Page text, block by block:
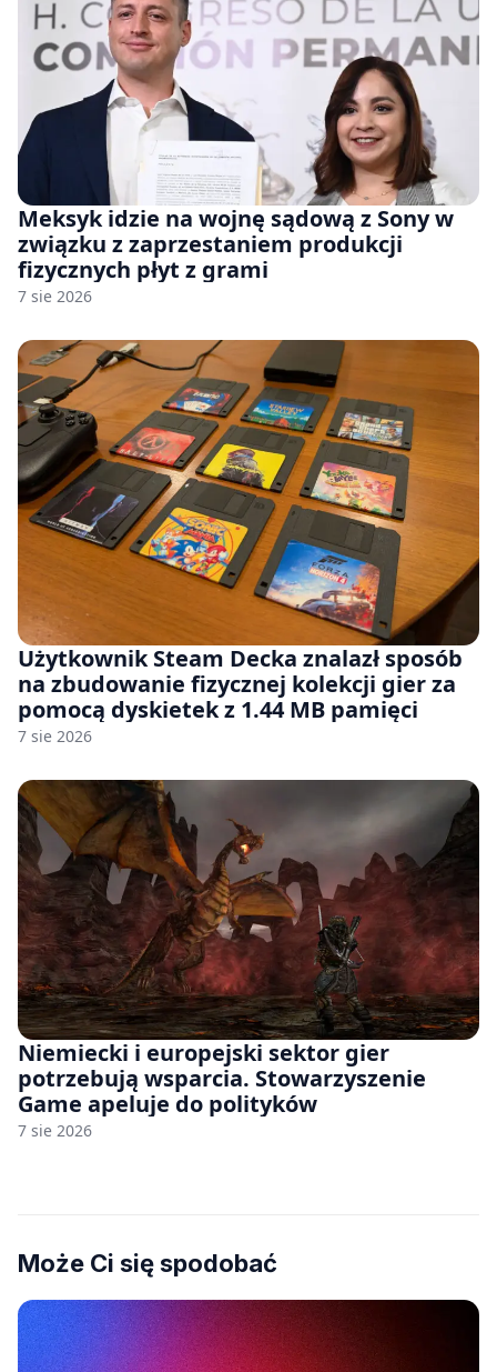
Meksyk idzie na wojnę sądową z Sony w
związku z zaprzestaniem produkcji
fizycznych płyt z grami
7 sie 2026
Użytkownik Steam Decka znalazł sposób
na zbudowanie fizycznej kolekcji gier za
pomocą dyskietek z 1.44 MB pamięci
7 sie 2026
Niemiecki i europejski sektor gier
potrzebują wsparcia. Stowarzyszenie
Game apeluje do polityków
7 sie 2026
Może Ci się spodobać